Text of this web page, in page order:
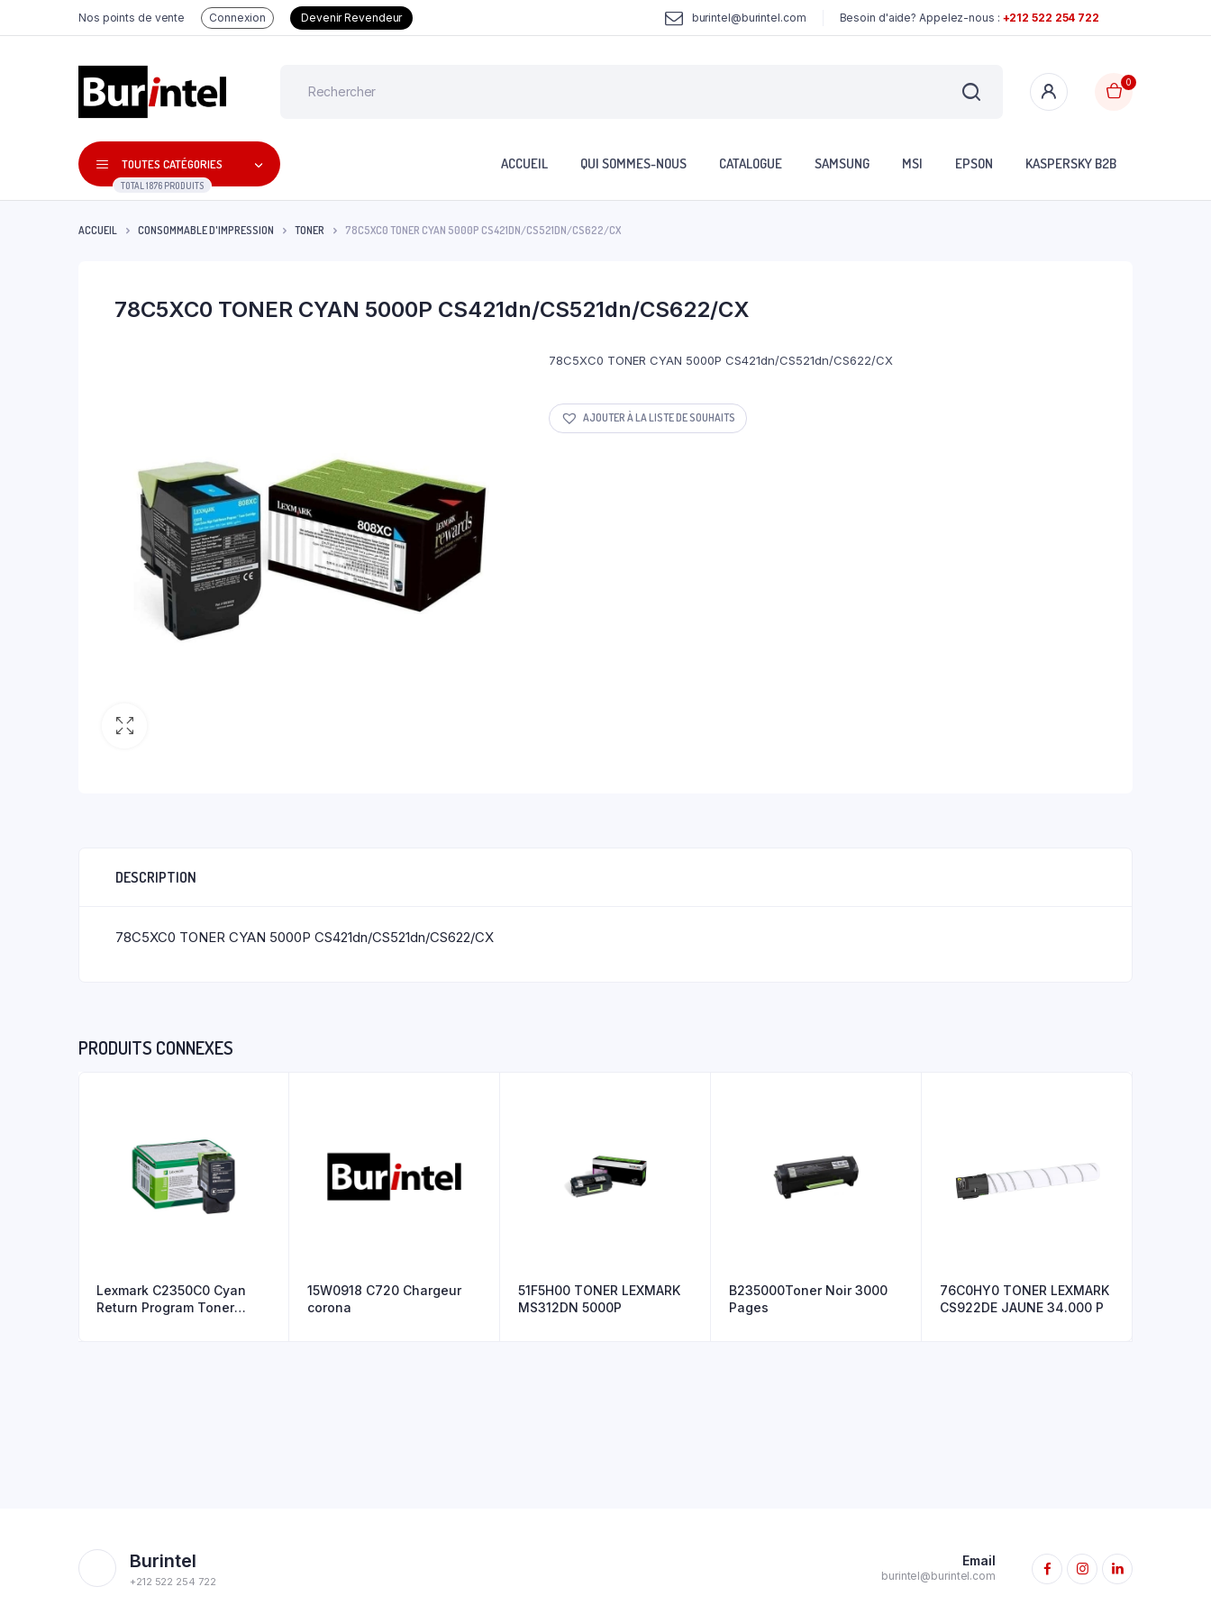
Nos points de vente Connexion Devenir Revendeur burintel@burintel.com Besoin d'aide? Appelez-nous : +212 522 254 722
0
TOUTES CATÉGORIES
TOTAL 1876 PRODUITS
ACCUEIL QUI SOMMES-NOUS CATALOGUE SAMSUNG MSI EPSON KASPERSKY B2B
ACCUEIL CONSOMMABLE D'IMPRESSION TONER 78C5XC0 TONER CYAN 5000P CS421DN/CS521DN/CS622/CX
78C5XC0 TONER CYAN 5000P CS421dn/CS521dn/CS622/CX
78C5XC0 TONER CYAN 5000P CS421dn/CS521dn/CS622/CX
AJOUTER À LA LISTE DE SOUHAITS
DESCRIPTION
78C5XC0 TONER CYAN 5000P CS421dn/CS521dn/CS622/CX
PRODUITS CONNEXES
Lexmark C2350C0 Cyan
Return Program Toner
15W0918 C720 Chargeur
corona
51F5H00 TONER LEXMARK
MS312DN 5000P
B235000Toner Noir 3000
Pages
76C0HY0 TONER LEXMARK
CS922DE JAUNE 34.000 P
Burintel
+212 522 254 722
Email
burintel@burintel.com